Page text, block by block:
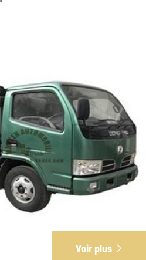
Voir plus 